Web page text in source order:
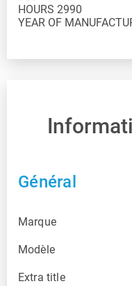
HOURS 2990
YEAR OF
Général
Marque
Modèle
Extra title